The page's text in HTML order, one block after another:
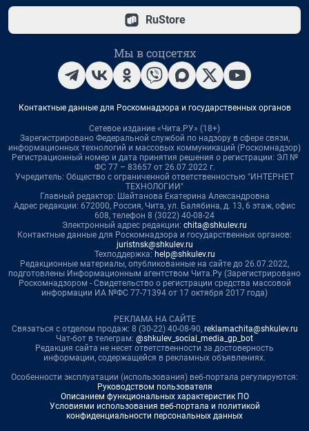
RuStore
Мы в соцсетях
Контактные данные для Роскомнадзора и государственных органов
Сетевое издание «Чита.РУ» (18+)
Зарегистрировано Федеральной службой по надзору в сфере связи,
информационных технологий и массовых коммуникаций (Роскомнадзор)
Регистрационный номер и дата принятия решения о регистрации: ЭЛ №
ФС 77 – 83657 от 26.07.2022 г.
Учредитель: Общество с ограниченной ответственностью "ИНТЕРНЕТ
ТЕХНОЛОГИИ"
Главный редактор: Шайтанова Екатерина Александровна
Адрес редакции: 672000, Россия, Чита, ул. Балябина, д. 13, 6 этаж, офис
608, телефон 8 (3022) 40-08-24
Электронный адрес редакции: chita@shkulev.ru
Контактные данные для Роскомнадзора и государственных органов:
juristnsk@shkulev.ru
Техподдержка: help@shkulev.ru
Редакционные материалы, опубликованные на сайте до 26.07.2022,
подготовлены Информационным агентством Чита.Ру (Зарегистрировано
Роскомнадзором - Свидетельство о регистрации средства массовой
информации ИА №ФС 77-71394 от 17 октября 2017 года)
РЕКЛАМА НА САЙТЕ
Связаться с отделом продаж: 8 (30-22) 40-08-90, reklamachita@shkulev.ru
Чат-бот в телеграм: @shkulev_social_media_gp_bot
Редакция сайта не несет ответственности за достоверность
информации, содержащейся в рекламных объявлениях.
Особенности эксплуатации (использования) веб-портала регулируются:
Руководством пользователя
Описанием функциональных характеристик ПО
Условиями использования веб-портала и политикой
конфиденциальности персональных данных